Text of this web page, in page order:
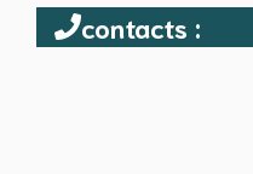
contacts :